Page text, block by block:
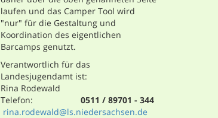
laufen und das Camper Tool wird
"nur" für die Gestaltung und
Koordination des eigentlichen
Barcamps genutzt.
Verantwortlich für das
Landesjugendamt ist:
Rina Rodewald
Telefon: 0511 / 89701 - 344
rina.rodewald@ls.niedersachsen.de